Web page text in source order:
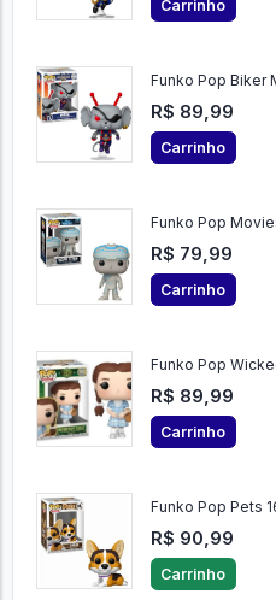
Carrinho
Funko Pop Biker
R$ 89,99
Carrinho
Funko Pop
R$ 79,99
Carrinho
Funko Pop
R$ 89,99
Carrinho
Funko Pop Pets
R$ 90,99
Carrinho